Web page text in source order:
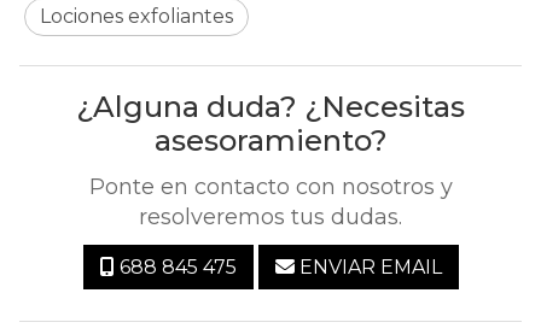
Lociones exfoliantes
¿Alguna duda? ¿Necesitas
asesoramiento?
Ponte en contacto con nosotros y
resolveremos tus dudas.
688 845 475 ENVIAR EMAIL